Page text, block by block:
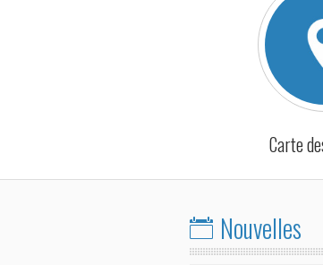
Carte
Nouvelles